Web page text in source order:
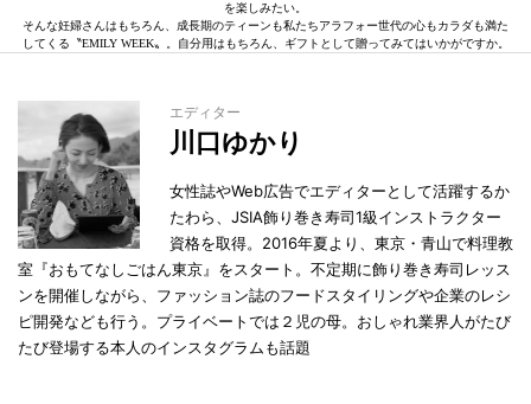
を楽しみたい。
そんな妊婦さんはもちろん、成長期のティーンも私たちアラフォー世代の心もカラダも満た
してくる〝EMILY WEEK〟。自分用はもちろん、ギフトとして贈ってみてはいかがですか。
エディター
川口ゆかり
女性誌やWeb広告でエディターとして活躍するか
たわら、JSIA飾り巻き寿司1級インストラクター
資格を取得。2016年夏より、東京・青山で料理教
室『おもてなしごはん東京』をスタート。不定期に飾り巻き寿司レッス
ンを開催しながら、ファッション誌のフードスタイリングや企業のレシ
ピ開発なども行う。プライベートでは２児の母。おしゃれ業界人がたび
たび登場する本人のインスタグラムも話題